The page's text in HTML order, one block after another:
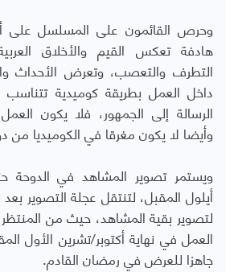
وحرص القائمون على المسلسل على
هادفة تعكس القيم والأخلاق
التطرف والتعصب، وتعرض الأحداث
داخل العمل بطريقة كوميدية
الرسالة إلى الجمهور، فلا يكون
وأيضا لا يكون مغرقا في الكوميديا من
ويستمر تصوير المشاهد في الدوحة
أيلول المقبل، لتنتقل عجلة التصوير
لتصوير بقية المشاهد، حيث من المنتظر
العمل في نهاية أكتوبر/تشرين الأول
جاهزا للعرض في رمضان القادم.